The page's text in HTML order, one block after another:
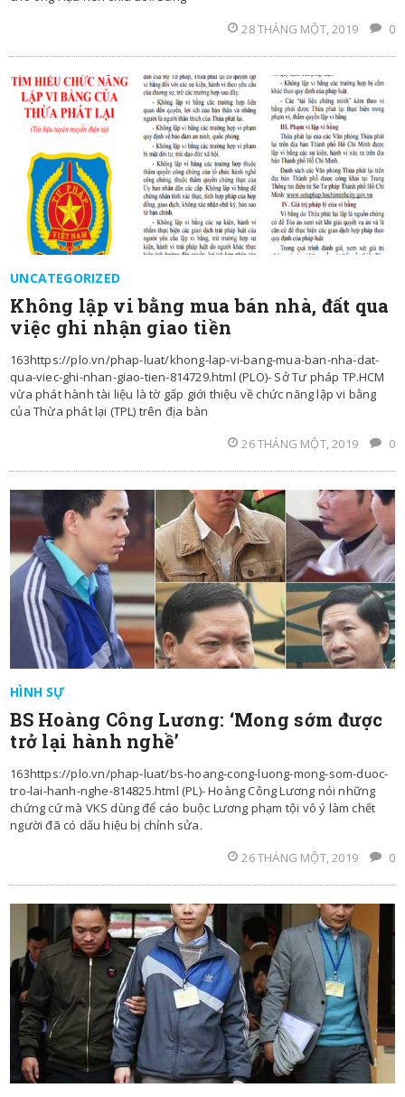
28 THÁNG MỘT, 2019
0
UNCATEGORIZED
Không lập vi bằng mua bán nhà, đất qua
việc ghi nhận giao tiền
163https://plo.vn/phap-luat/khong-lap-vi-bang-mua-ban-nha-dat-
qua-viec-ghi-nhan-giao-tien-814729.html (PLO)- Sở Tư pháp TP.HCM
vừa phát hành tài liệu là tờ gấp giới thiệu về chức năng lập vi bằng
của Thừa phát lại (TPL) trên địa bàn
26 THÁNG MỘT, 2019
0
HÌNH SỰ
BS Hoàng Công Lương: ‘Mong sớm được
trở lại hành nghề’
163https://plo.vn/phap-luat/bs-hoang-cong-luong-mong-som-duoc-
tro-lai-hanh-nghe-814825.html (PL)- Hoàng Công Lương nói những
chứng cứ mà VKS dùng để cáo buộc Lương phạm tội vô ý làm chết
người đã có dấu hiệu bị chỉnh sửa.
26 THÁNG MỘT, 2019
0